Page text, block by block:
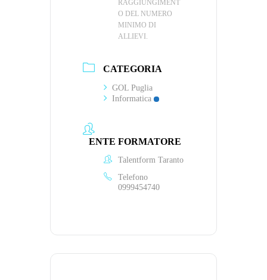
RAGGIUNGIMENT
O DEL NUMERO
MINIMO DI
ALLIEVI.
CATEGORIA
GOL Puglia
Informatica
ENTE FORMATORE
Talentform Taranto
Telefono
0999454740